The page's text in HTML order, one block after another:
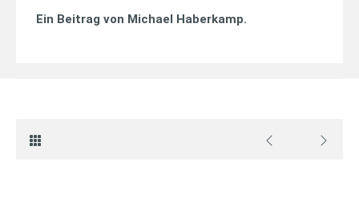
Ein Beitrag von Michael Haberkamp.